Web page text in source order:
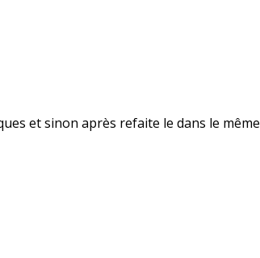
et sinon après refaite le dans le même